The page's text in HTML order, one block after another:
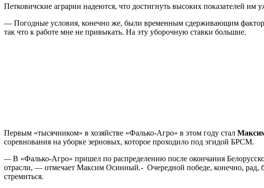
Петковичские аграрии надеются, что достигнуть высоких показателей им
— Погодные условия, конечно же, были временным сдерживающим
так что к работе мне не привыкать. На эту уборочную ставки большие.
Первым «тысячником» в хозяйстве «Фалько-Агро» в этом году стал
соревнования на уборке зерновых, которое проходило под эгидой БРСМ.
—В «Фалько-Агро» пришел по распределению после окончания
отрасли, — отмечает Максим Осинный.- Очередной победе, конечно, рад,
стремиться.